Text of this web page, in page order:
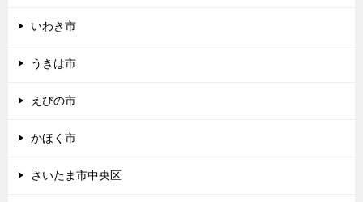
いわき市
うきは市
えびの市
かほく市
さいたま市中央区